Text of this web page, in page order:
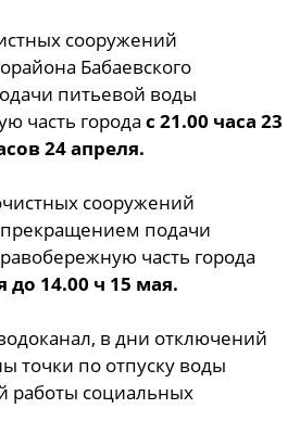
сооружений
Бабаевского
питьевой воды
часть города с 21.00 часа 23
24 апреля.
сооружений
подачи
часть города
до 14.00 ч 15 мая.
в дни отключений
точки по отпуску воды
работы социальных